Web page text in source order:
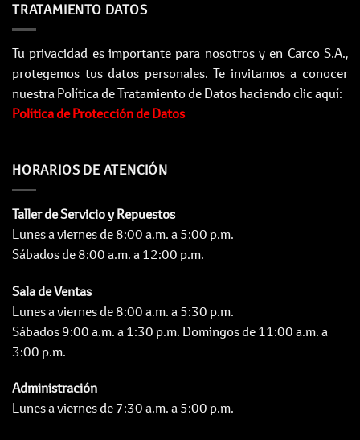
TRATAMIENTO DATOS
Tu privacidad es importante para nosotros y en Carco S.A.,
protegemos tus datos personales. Te invitamos a conocer
nuestra Política de Tratamiento de Datos haciendo clic aquí:
Política de Protección de Datos
HORARIOS DE ATENCIÓN
Taller de Servicio y Repuestos
Lunes a viernes de 8:00 a.m. a 5:00 p.m.
Sábados de 8:00 a.m. a 12:00 p.m.
Sala de Ventas
Lunes a viernes de 8:00 a.m. a 5:30 p.m.
Sábados 9:00 a.m. a 1:30 p.m. Domingos de 11:00 a.m. a
3:00 p.m.
Administración
Lunes a viernes de 7:30 a.m. a 5:00 p.m.